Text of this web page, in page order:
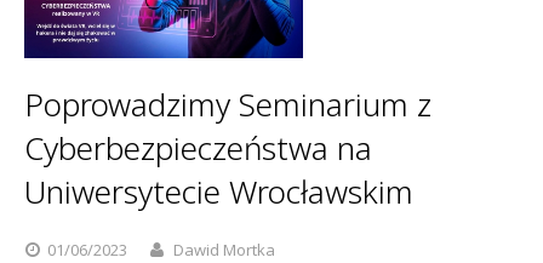
Poprowadzimy Seminarium z
Cyberbezpieczeństwa na
Uniwersytecie Wrocławskim
01/06/2023
Dawid Mortka